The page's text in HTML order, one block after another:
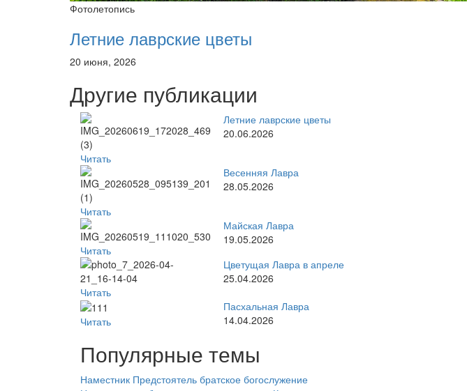
Фотолетопись
Летние лаврские цветы
20 июня, 2026
Другие публикации
Читать
Летние лаврские цветы
20.06.2026
Читать
Весенняя Лавра
28.05.2026
Читать
Майская Лавра
19.05.2026
Читать
Цветущая Лавра в апреле
25.04.2026
Читать
Пасхальная Лавра
14.04.2026
Популярные темы
Наместник Предстоятель братское богослужение